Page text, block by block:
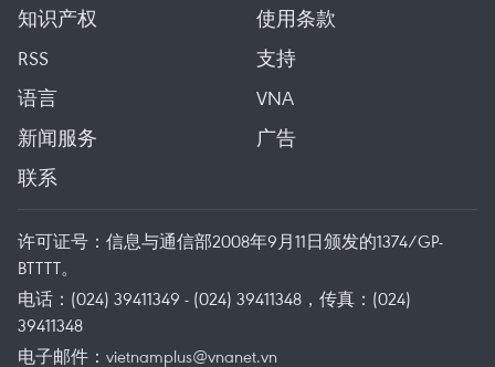
知识产权
使用条款
RSS
支持
语言
VNA
新闻服务
广告
联系
许可证号：信息与通信部2008年9月11日颁发的1374/GP-
BTTTT。
电话：(024) 39411349 - (024) 39411348，传真：(024)
39411348
电子邮件： vietnamplus@vnanet.vn